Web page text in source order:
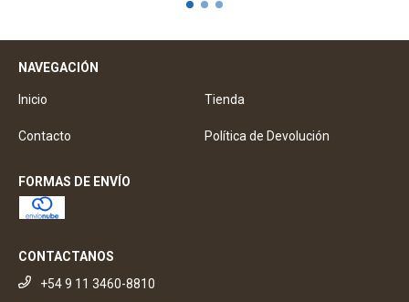
NAVEGACIÓN
Inicio Tienda
Contacto Política de Devolución
FORMAS DE ENVÍO
CONTACTANOS
+54 9 11 3460-8810